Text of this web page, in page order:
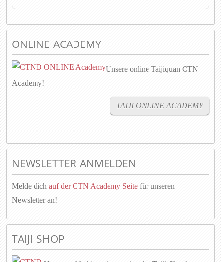
ONLINE ACADEMY
Unsere online Taijiquan CTN
Academy!
TAIJI ONLINE ACADEMY
NEWSLETTER ANMELDEN
Melde dich auf der CTN Academy Seite für unseren
Newsletter an!
TAIJI SHOP